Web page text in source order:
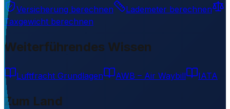
Versicherung berechnen
Lademeter berechnen
Taxgewicht berechnen
Weiterführendes Wissen
Luftfracht Grundlagen AWB – Air Waybill IATA
Zum Land